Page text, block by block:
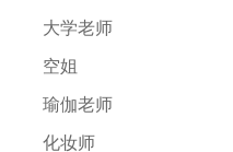
大学老师
空姐
瑜伽老师
化妆师